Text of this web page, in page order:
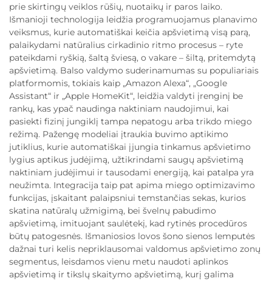
prie skirtingų veiklos rūšių, nuotaikų ir paros laiko.
Išmanioji technologija leidžia programuojamus planavimo
veiksmus, kurie automatiškai keičia apšvietimą visą parą,
palaikydami natūralius cirkadinio ritmo procesus – ryte
pateikdami ryškią, šaltą šviesą, o vakare – šiltą, pritemdytą
apšvietimą. Balso valdymo suderinamumas su populiariais
platformomis, tokiais kaip „Amazon Alexa“, „Google
Assistant“ ir „Apple HomeKit“, leidžia valdyti įrenginį be
rankų, kas ypač naudinga naktiniam naudojimui, kai
pasiekti fizinį jungiklį tampa nepatogu arba trikdo miego
režimą. Pažengę modeliai įtraukia buvimo aptikimo
jutiklius, kurie automatiškai įjungia tinkamus apšvietimo
lygius aptikus judėjimą, užtikrindami saugų apšvietimą
naktiniam judėjimui ir tausodami energiją, kai patalpa yra
neužimta. Integracija taip pat apima miego optimizavimo
funkcijas, įskaitant palaipsniui temstančias sekas, kurios
skatina natūralų užmigimą, bei švelnų pabudimo
apšvietimą, imituojant saulėtekį, kad rytinės procedūros
būtų patogesnės. Išmaniosios lovos šono sienos lemputės
dažnai turi kelis nepriklausomai valdomus apšvietimo zonų
segmentus, leisdamos vienu metu naudoti aplinkos
apšvietimą ir tikslų skaitymo apšvietimą, kurį galima